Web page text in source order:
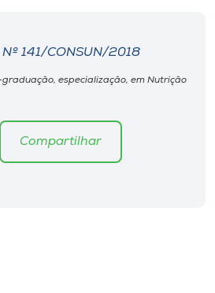
Nº 141/CONSUN/2018
especialização, em Nutrição
Compartilhar